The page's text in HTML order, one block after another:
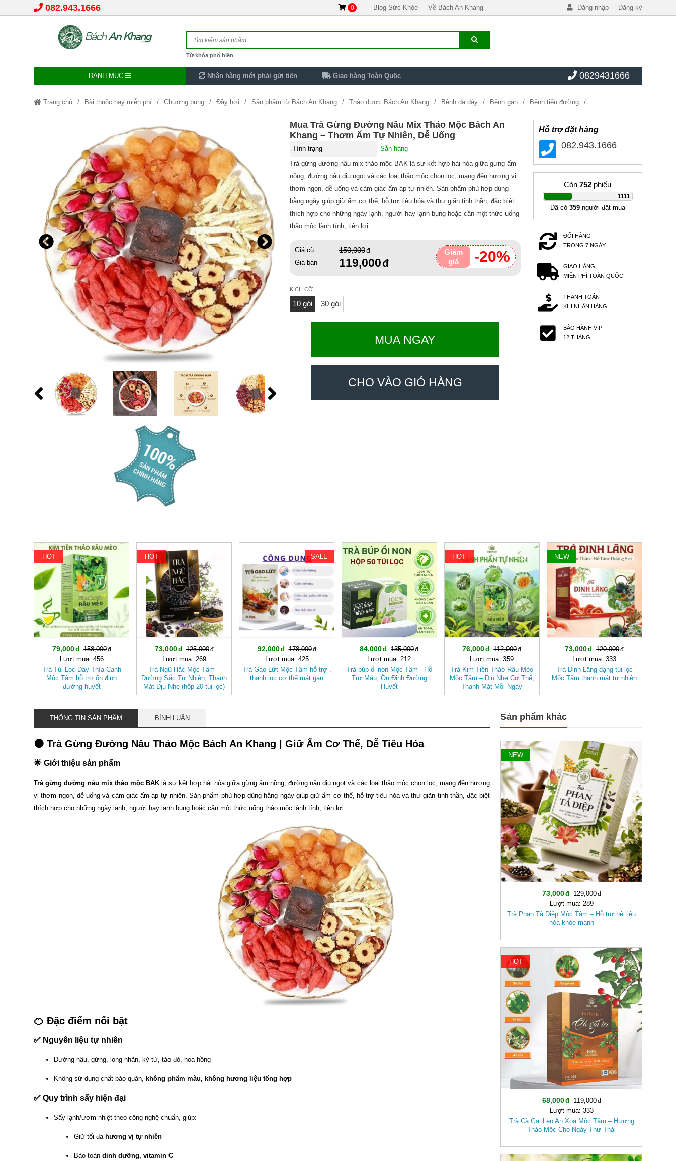
082.943.1666 0 Blog Sức Khỏe Về Bách An Khang Đăng nhập Đăng ký
Từ khóa phổ biến
DANH MỤC Nhận hàng mới phải gửi tiền Giao hàng Toàn Quốc 0829431666
Trang chủ Bài thuốc hay miễn phí Chướng bụng Đầy hơi Sản phẩm từ Bách An Khang Thảo dược Bách An Khang Bệnh dạ dày Bệnh gan Bệnh tiểu đường
Giảm cân - làm đẹp Hỗ trợ điều trị dạ dày Hỗ trợ điều trị gan Huyết áp tim mạch Huyết áp, béo phì
Mất ngủ, stress Mật ong Mua Trà Gừng Đường Nâu Mix Thảo Mộc Bách An Khang – Thơm Ấm Tự Nhiên, Dễ Uống
Mua Trà Gừng Đường Nâu Mix Thảo Mộc Bách An
Khang – Thơm Ấm Tự Nhiên, Dễ Uống
Tình trạng
Sẵn hàng
Trà gừng đường nâu mix thảo mộc BAK là sự kết hợp hài hòa giữa gừng ấm
nồng, đường nâu dịu ngọt và các loại thảo mộc chọn lọc, mang đến hương vị
thơm ngon, dễ uống và cảm giác ấm áp tự nhiên. Sản phẩm phù hợp dùng
hằng ngày giúp giữ ấm cơ thể, hỗ trợ tiêu hóa và thư giãn tinh thần, đặc biệt
thích hợp cho những ngày lạnh, người hay lạnh bụng hoặc cần một thức uống
thảo mộc lành tính, tiện lợi.
Giảm
giá
-20%
Giá cũ 150,000
Giá bán 119,000
KÍCH CỠ
10 gói 30 gói
MUA NGAY
CHO VÀO GIỎ HÀNG
Hỗ trợ đặt hàng
082.943.1666
Còn752 phiếu
1111
|
Đã có 359người đặt mua
ĐỔI HÀNG
TRONG 7 NGÀY
GIAO HÀNG
MIỄN PHÍ TOÀN QUỐC
THANH TOÁN
KHI NHẬN HÀNG
BẢO HÀNH VIP
12 THÁNG
-50%
HOT
79,000
158,000
Lượt mua: 456
Trà Túi Lọc Dây Thìa Canh
Mộc Tâm hỗ trợ ổn định
đường huyết
HOT
73,000
125,000
Lượt mua: 269
Trà Ngũ Hắc Mộc Tâm –
Dưỡng Sắc Tự Nhiên, Thanh
Mát Dịu Nhẹ (hộp 20 túi lọc)
-48%
SALE
92,000
178,000
Lượt mua: 425
Trà Gạo Lứt Mộc Tâm hỗ trợ ,
thanh lọc cơ thể mát gan
-37%
84,000
135,000
Lượt mua: 212
Trà búp ổi non Mộc Tâm - Hỗ
Trợ Máu, Ổn Định Đường
Huyết
-32%
HOT
76,000
112,000
Lượt mua: 359
Trà Kim Tiền Thảo Râu Mèo
Mộc Tâm – Dịu Nhẹ Cơ Thể,
Thanh Mát Mỗi Ngày
-39%
NEW
73,000
120,000
Lượt mua: 333
Trà Đinh Lăng dạng túi lọc
Mộc Tâm thanh mát tự nhiên
THÔNG TIN SẢN PHẨM BÌNH LUẬN
🟠 Trà Gừng Đường Nâu Thảo Mộc Bách An Khang | Giữ Ấm Cơ Thể, Dễ Tiêu Hóa
🌟Giới thiệu sản phẩm
Trà gừng đường nâu mix thảo mộc BAKlà sự kết hợp hài hòa giữa gừng ấm nồng, đường nâu dịu ngọt và các loại thảo mộc chọn lọc, mang đến hương
vị thơm ngon, dễ uống và cảm giác ấm áp tự nhiên. Sản phẩm phù hợp dùng hằng ngày giúp giữ ấm cơ thể, hỗ trợ tiêu hóa và thư giãn tinh thần, đặc biệt
thích hợp cho những ngày lạnh, người hay lạnh bụng hoặc cần một thức uống thảo mộc lành tính, tiện lợi.
🍊Đặc điểm nổi bật
✅ Nguyên liệu tự nhiên
Đường nâu, gừng, long nhãn, kỷ tử, táo đỏ, hoa hồng
Không sử dụng chất bảo quản, không phẩm màu, không hương liệu tổng hợp
✅Quy trình sấy hiện đại
Sấy lạnh/ươm nhiệt theo công nghệ chuẩn, giúp:
Giữ tối đa hương vị tự nhiên
Bảo toàndinh dưỡng, vitamin C
Sản phẩm khác
-43%
NEW
73,000
129,000
Lượt mua: 289
Trà Phan Tả Diệp Mộc Tâm – Hỗ trợ hệ tiêu
hóa khỏe mạnh
-42%
HOT
68,000
119,000
Lượt mua: 333
Trà Cà Gai Leo An Xoa Mộc Tâm – Hương
Thảo Mộc Cho Ngày Thư Thái